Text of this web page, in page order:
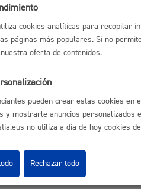
Ijentea 1,
cookies analíticas para recopilar
páginas más populares. Si no
oferta de contenidos.
pueden crear estas cookies
y mostrarle anuncios personalizados
no utiliza a día de hoy cookies
Rechazar todo